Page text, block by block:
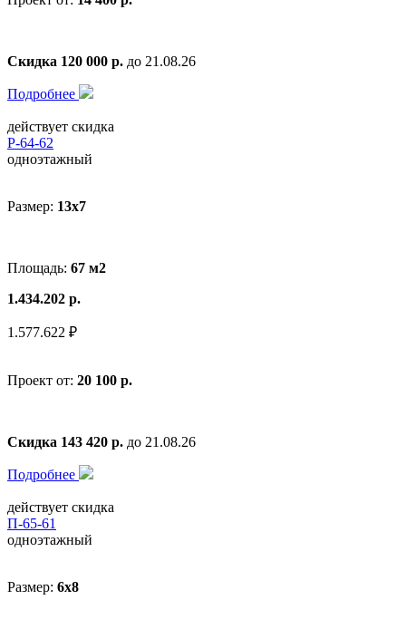
Скидка 120 000 р. до 21.08.26
Подробнее
действует скидка
Р-64-62
одноэтажный
Размер: 13х7
Площадь: 67 м2
1.434.202 р.
1.577.622 ₽
Проект от: 20 100 р.
Скидка 143 420 р. до 21.08.26
Подробнее
действует скидка
П-65-61
одноэтажный
Размер: 6x8